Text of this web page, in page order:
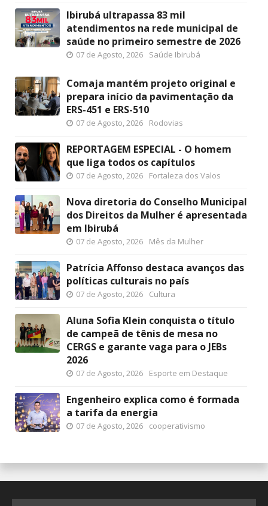
Ibirubá ultrapassa 83 mil
atendimentos na rede municipal de
saúde no primeiro semestre de 2026
07 de Agosto, 2026 Saúde Ibirubá
Comaja mantém projeto original e
prepara início da pavimentação da
ERS-451 e ERS-510
07 de Agosto, 2026 Rodovias
REPORTAGEM ESPECIAL - O homem
que liga todos os capítulos
07 de Agosto, 2026 Fortaleza dos Valos
Nova diretoria do Conselho Municipal
dos Direitos da Mulher é apresentada
em Ibirubá
07 de Agosto, 2026 Mês da Mulher
Patrícia Affonso destaca avanços das
políticas culturais no país
07 de Agosto, 2026 Cultura
Aluna Sofia Klein conquista o título
de campeã de tênis de mesa no
CERGS e garante vaga para o JEBs
2026
07 de Agosto, 2026 Esporte em Destaque
Engenheiro explica como é formada
a tarifa da energia
07 de Agosto, 2026 cooperativismo